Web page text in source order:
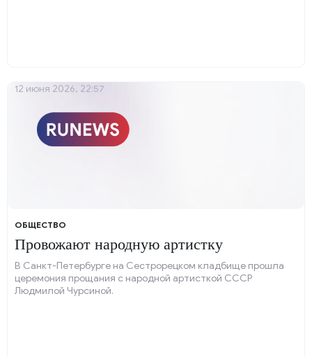
ОБЩЕСТВО
Провожают народную артистку
В Санкт-Петербурге на Сестрорецком кладбище прошла
церемония прощания с народной артисткой СССР
Людмилой Чурсиной.
12 июня 2026, 22:57